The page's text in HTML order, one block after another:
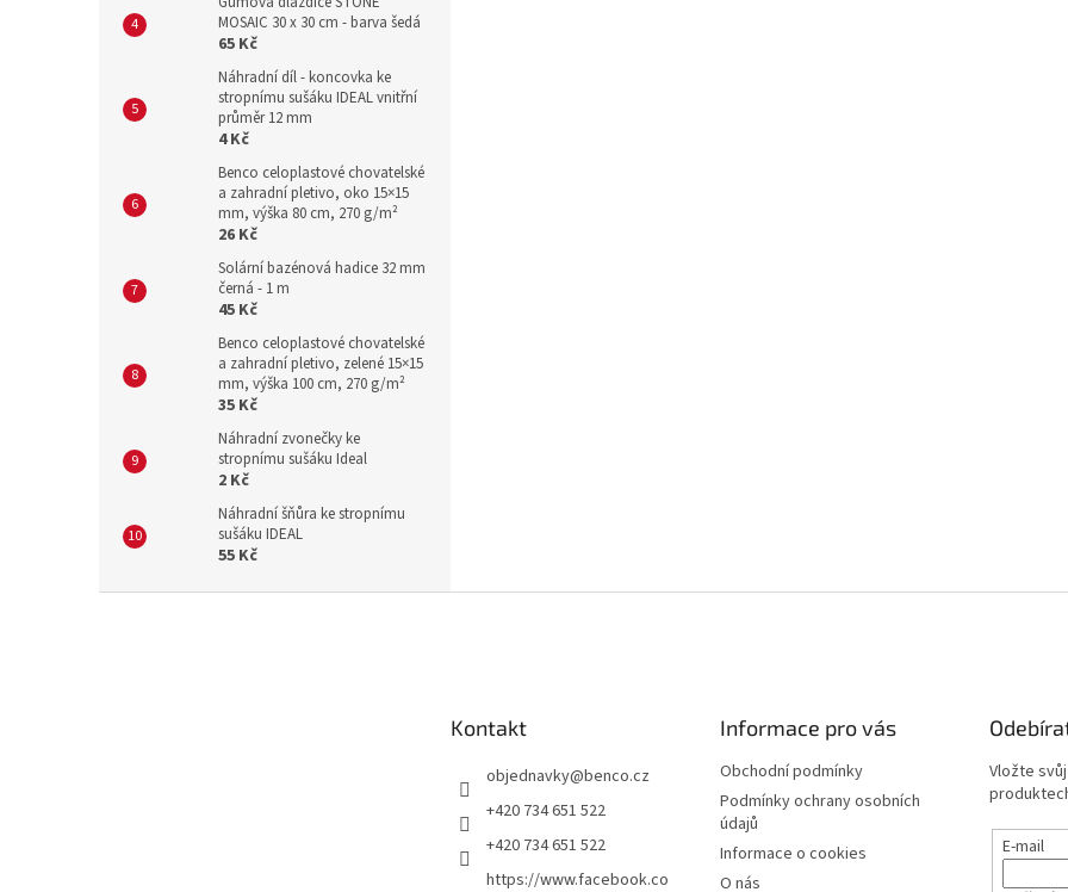
MOSAIC 30 x 30 cm - barva šedá
65 Kč
Náhradní díl - koncovka ke
stropnímu sušáku IDEAL vnitřní
průměr 12 mm
4 Kč
Benco celoplastové chovatelské
a zahradní pletivo, oko 15×15
mm, výška 80 cm, 270 g/m²
26 Kč
Solární bazénová hadice 32 mm
černá - 1 m
45 Kč
Benco celoplastové chovatelské
a zahradní pletivo, zelené 15×15
mm, výška 100 cm, 270 g/m²
35 Kč
Náhradní zvonečky ke
stropnímu sušáku Ideal
2 Kč
Náhradní šňůra ke stropnímu
sušáku IDEAL
55 Kč
Kontakt
objednavky@benco.cz
+420 734 651 522
+420 734 651 522
https://www.facebook.co
Informace pro vás
Obchodní podmínky
Podmínky ochrany osobních
údajů
Informace o cookies
O nás
Vložte
E-mail